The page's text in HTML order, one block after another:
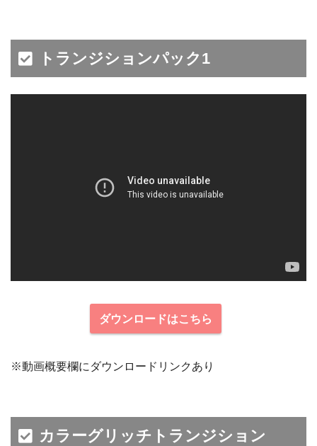
トランジションパック1
ダウンロードはこちら
※動画概要欄にダウンロードリンクあり
カラーグリッチトランジション